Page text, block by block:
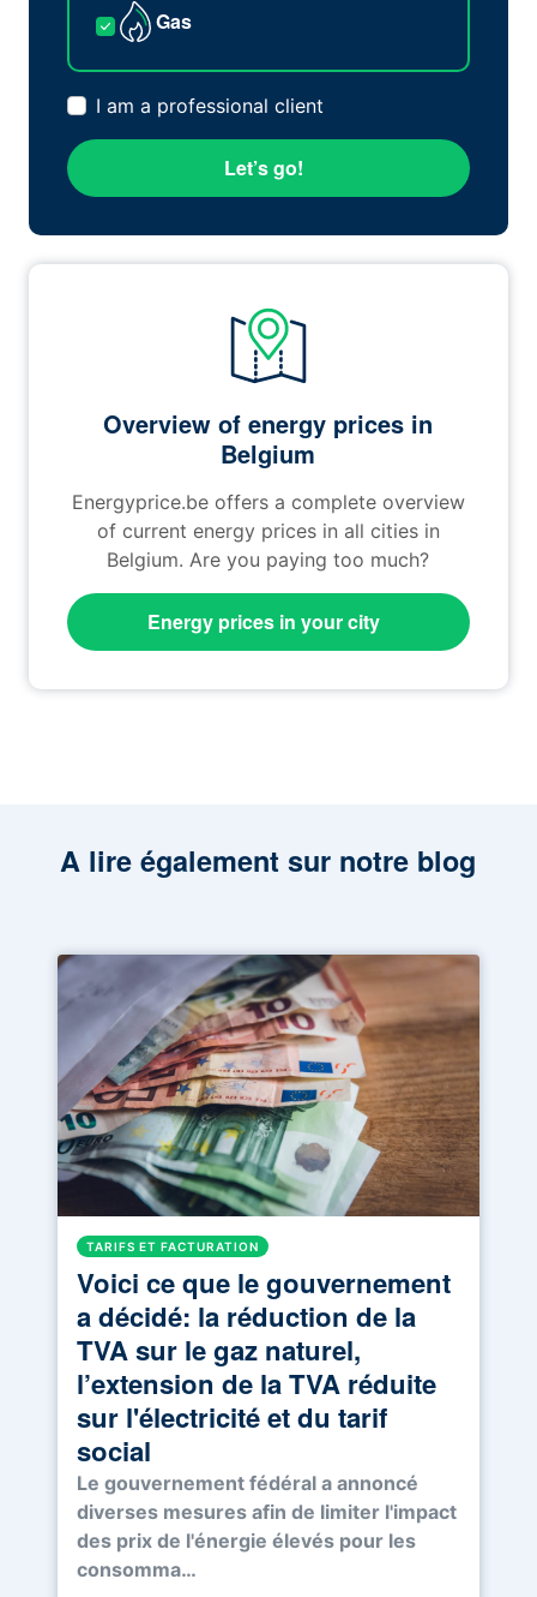
Gas
I am a professional client
Let’s go!
Overview of energy prices in
Belgium
Energyprice.be offers a complete overview
of current energy prices in all cities in
Belgium. Are you paying too much?
Energy prices in your city
A lire également sur notre blog
TARIFS ET FACTURATION
Voici ce que le gouvernement
a décidé: la réduction de la
TVA sur le gaz naturel,
l’extension de la TVA réduite
sur l'électricité et du tarif
social
Le gouvernement fédéral a annoncé
diverses mesures afin de limiter l'impact
des prix de l'énergie élevés pour les
consomma…